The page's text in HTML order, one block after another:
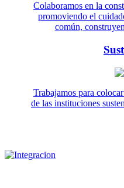
Colaboramos en la
promoviendo el
común,
Trabajamos para
de las instituciones